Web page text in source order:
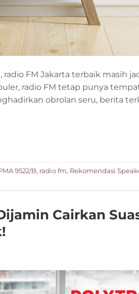
FM Jakarta terbaik masih
radio FM tetap punya
obrolan seru, berita
9522/B, radio fm, Rekomendasi
Cairkan